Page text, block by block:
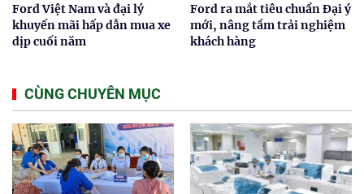
Ford Việt Nam và đại lý
khuyến mãi hấp dẫn mua xe
dịp cuối năm
Ford ra mắt tiêu chuẩn Đại ý
mới, nâng tầm trải nghiệm
khách hàng
CÙNG CHUYÊN MỤC